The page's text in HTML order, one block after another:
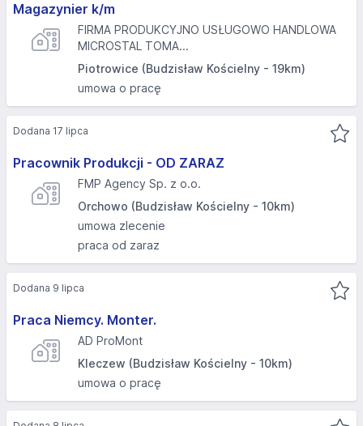
Magazynier k/m
FIRMA PRODUKCYJNO USŁUGOWO HANDLOWA
MICROSTAL TOMA...
Piotrowice (Budzisław Kościelny - 19km)
umowa o pracę
Pracownik Produkcji - OD ZARAZ
FMP Agency Sp. z o.o.
Orchowo (Budzisław Kościelny - 10km)
umowa zlecenie
praca od zaraz
Dodana 17 lipca
Praca Niemcy. Monter.
AD ProMont
Kleczew (Budzisław Kościelny - 10km)
umowa o pracę
Dodana 9 lipca